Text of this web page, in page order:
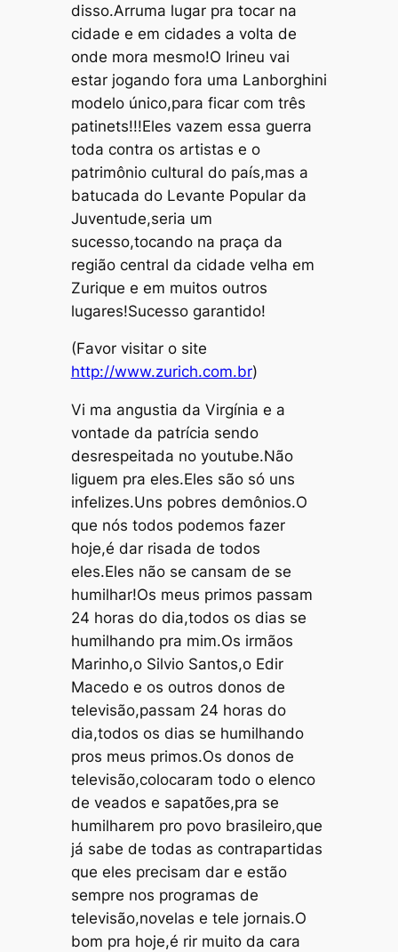
disso.Arruma lugar pra tocar na
cidade e em cidades a volta de
onde mora mesmo!O Irineu vai
estar jogando fora uma Lanborghini
modelo único,para ficar com três
patinets!!!Eles vazem essa guerra
toda contra os artistas e o
patrimônio cultural do país,mas a
batucada do Levante Popular da
Juventude,seria um
sucesso,tocando na praça da
região central da cidade velha em
Zurique e em muitos outros
lugares!Sucesso garantido!
(Favor visitar o site
http://www.zurich.com.br)
Vi ma angustia da Virgínia e a
vontade da patrícia sendo
desrespeitada no youtube.Não
liguem pra eles.Eles são só uns
infelizes.Uns pobres demônios.O
que nós todos podemos fazer
hoje,é dar risada de todos
eles.Eles não se cansam de se
humilhar!Os meus primos passam
24 horas do dia,todos os dias se
humilhando pra mim.Os irmãos
Marinho,o Silvio Santos,o Edir
Macedo e os outros donos de
televisão,passam 24 horas do
dia,todos os dias se humilhando
pros meus primos.Os donos de
televisão,colocaram todo o elenco
de veados e sapatões,pra se
humilharem pro povo brasileiro,que
já sabe de todas as contrapartidas
que eles precisam dar e estão
sempre nos programas de
televisão,novelas e tele jornais.O
bom pra hoje,é rir muito da cara